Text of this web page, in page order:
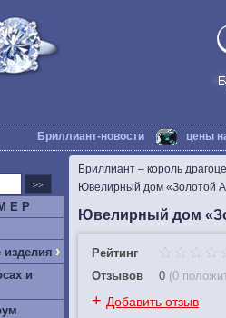
Бриллиант-новости цены
Е Р
›
и
Бриллиант – король
Ювелирный дом «Золотой
Ювелирный дом
Рейтинг
Отзывов
0 (0
+ Добавить отзыв